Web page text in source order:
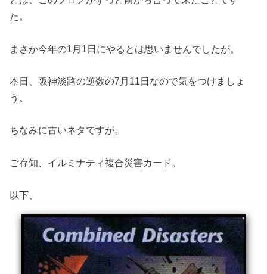
た。
まさか今年の1月1日にやるとは思いませんでしたが。
本日、阪神淡路の逆数の7月11日なので気をつけましょ
う。
ちなみに古いネタですが。
ご存知、イルミナティ複合災害カード。
以下、